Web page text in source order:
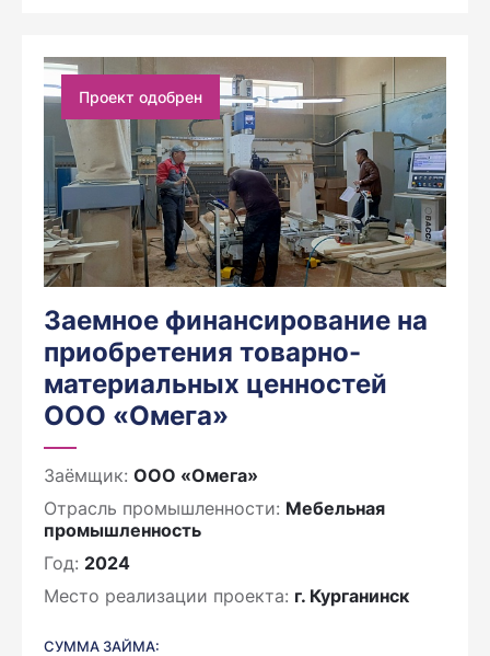
Проект одобрен
Заемное финансирование на
приобретения товарно-
материальных ценностей
ООО «Омега»
Заёмщик: ООО «Омега»
Отрасль промышленности: Мебельная
промышленность
Год: 2024
Место реализации проекта: г. Курганинск
СУММА ЗАЙМА: